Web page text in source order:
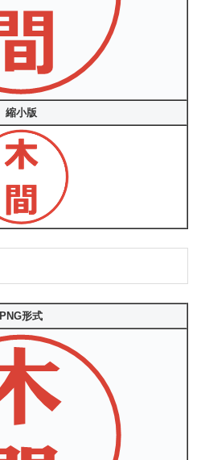
縮小版
PNG形式